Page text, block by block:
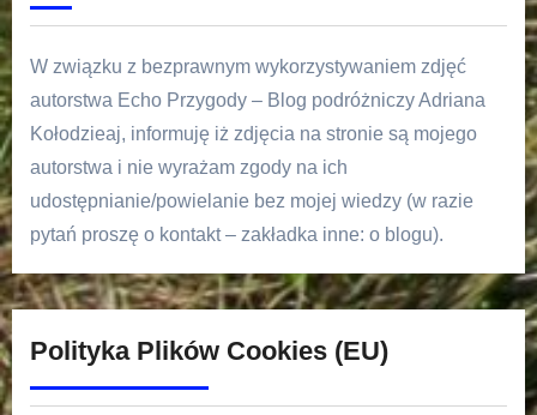
W związku z bezprawnym wykorzystywaniem zdjęć
autorstwa Echo Przygody – Blog podróżniczy Adriana
Kołodzieaj, informuję iż zdjęcia na stronie są mojego
autorstwa i nie wyrażam zgody na ich
udostępnianie/powielanie bez mojej wiedzy (w razie
pytań proszę o kontakt – zakładka inne: o blogu).
Polityka Plików Cookies (EU)